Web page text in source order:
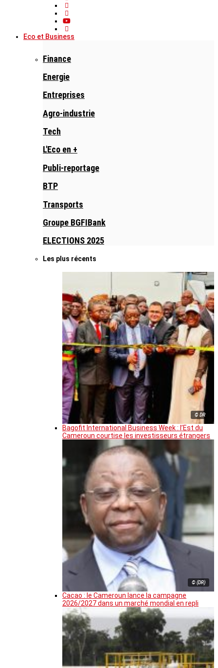
Eco et Business
Finance
Energie
Entreprises
Agro-industrie
Tech
L'Eco en +
Publi-reportage
BTP
Transports
Groupe BGFIBank
ELECTIONS 2025
Les plus récents
© DR
Bagofit International Business Week : l’Est du
Cameroun courtise les investisseurs étrangers
© (DR)
Cacao : le Cameroun lance la campagne
2026/2027 dans un marché mondial en repli